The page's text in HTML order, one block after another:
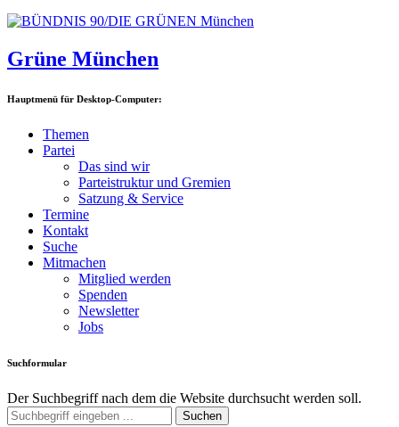
Grüne München
Hauptmenü für Desktop-Computer:
Themen
Partei
Das sind wir
Parteistruktur und Gremien
Satzung & Service
Termine
Kontakt
Suche
Mitmachen
Mitglied werden
Spenden
Newsletter
Jobs
Suchformular
Der Suchbegriff nach dem die Website durchsucht werden soll.
Suchen